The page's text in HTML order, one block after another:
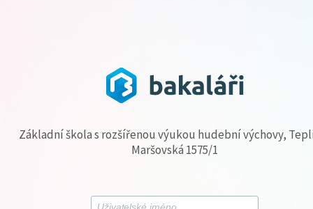
Základní škola s rozšířenou výukou hudební výchovy,
Maršovská 1575/1